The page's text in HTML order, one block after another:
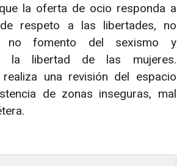
la oferta de ocio responda a
respeto a las libertades, no
no fomento del sexismo y
la libertad de las mujeres.
realiza una revisión del espacio
de zonas inseguras, mal